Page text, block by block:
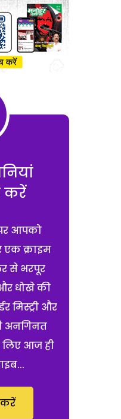
करें
आपको
क्राइम
से भरपूर
धोखे की
मिस्ट्री और
अनगिनत
आज ही
करें